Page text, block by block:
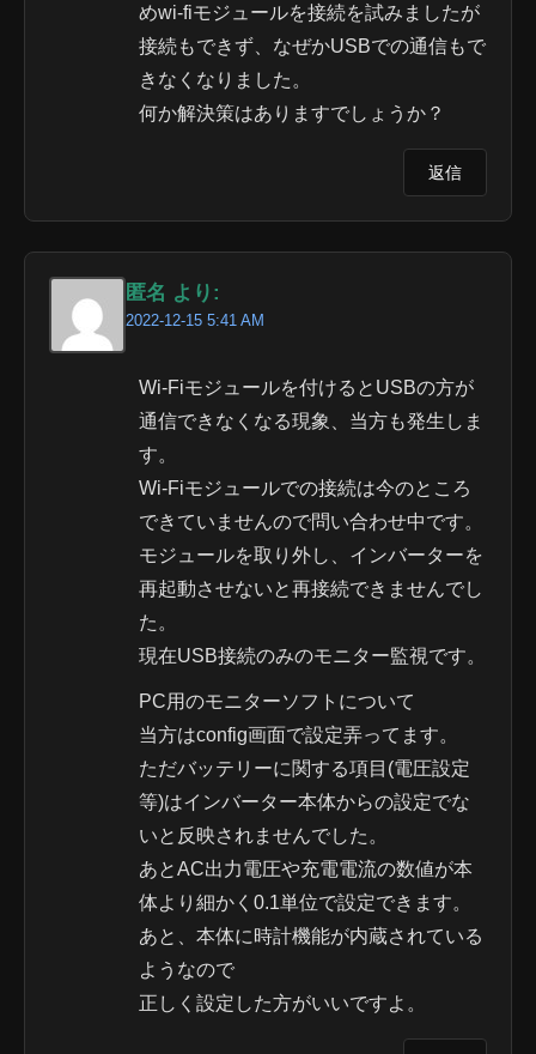
めwi-fiモジュールを接続を試みましたが
接続もできず、なぜかUSBでの通信もで
きなくなりました。
何か解決策はありますでしょうか？
返信
匿名 より:
2022-12-15 5:41 AM
Wi-Fiモジュールを付けるとUSBの方が
通信できなくなる現象、当方も発生しま
す。
Wi-Fiモジュールでの接続は今のところ
できていませんので問い合わせ中です。
モジュールを取り外し、インバーターを
再起動させないと再接続できませんでし
た。
現在USB接続のみのモニター監視です。
PC用のモニターソフトについて
当方はconfig画面で設定弄ってます。
ただバッテリーに関する項目(電圧設定
等)はインバーター本体からの設定でな
いと反映されませんでした。
あとAC出力電圧や充電電流の数値が本
体より細かく0.1単位で設定できます。
あと、本体に時計機能が内蔵されている
ようなので
正しく設定した方がいいですよ。